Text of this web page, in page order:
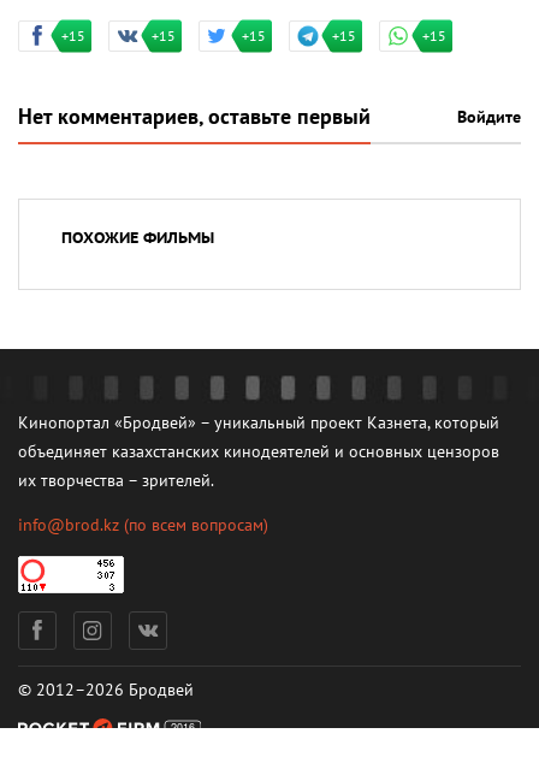
+15 +15 +15 +15 +15
Нет комментариев, оставьте первый Войдите
ПОХОЖИЕ ФИЛЬМЫ
Кинопортал «Бродвей» – уникальный проект Казнета, который
объединяет казахстанских кинодеятелей и основных цензоров
их творчества – зрителей.
info@brod.kz (по всем вопросам)
© 2012–2026 Бродвей